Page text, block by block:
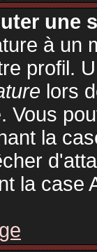
une
à un
profil.
lors
Vous
la
la case